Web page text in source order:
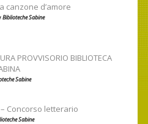
canzone d’amore
Biblioteche Sabine
PROVVISORIO BIBLIOTECA
Sabine
– Concorso letterario
Sabine